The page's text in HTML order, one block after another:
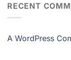
RECENT
A WordPress